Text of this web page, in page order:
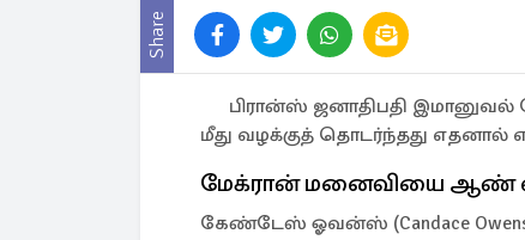
Share
பிரான்ஸ் ஜனாதிபதி
மீது வழக்குத் தொடர்ந்தது எதனால்
மேக்ரான் மனைவியை ஆண்
கேண்டேஸ் ஓவன்ஸ் (Candace